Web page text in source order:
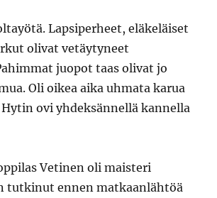
Lapsiperheet, eläkeläiset
olivat vetäytyneet
juopot taas olivat jo
Oli oikea aika uhmata karua
ovi yhdeksännellä kannella
Vetinen oli maisteri
tutkinut ennen matkaanlähtöä